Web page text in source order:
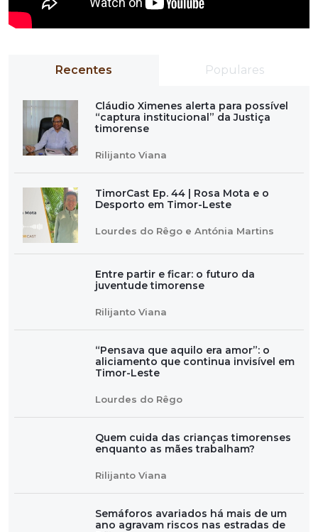
Recentes Populares
Cláudio Ximenes alerta para possível
“captura institucional” da Justiça
timorense
Rilijanto Viana
TimorCast Ep. 44 | Rosa Mota e o
Desporto em Timor-Leste
Lourdes do Rêgo e Antónia Martins
Entre partir e ficar: o futuro da
juventude timorense
Rilijanto Viana
“Pensava que aquilo era amor”: o
aliciamento que continua invisível em
Timor-Leste
Lourdes do Rêgo
Quem cuida das crianças timorenses
enquanto as mães trabalham?
Rilijanto Viana
Semáforos avariados há mais de um
ano agravam riscos nas estradas de